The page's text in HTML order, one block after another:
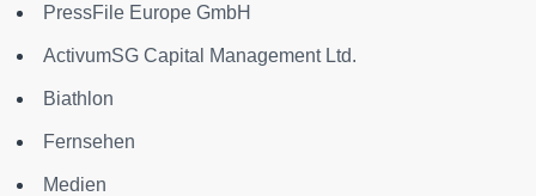
PressFile Europe GmbH
ActivumSG Capital Management Ltd.
Biathlon
Fernsehen
Medien